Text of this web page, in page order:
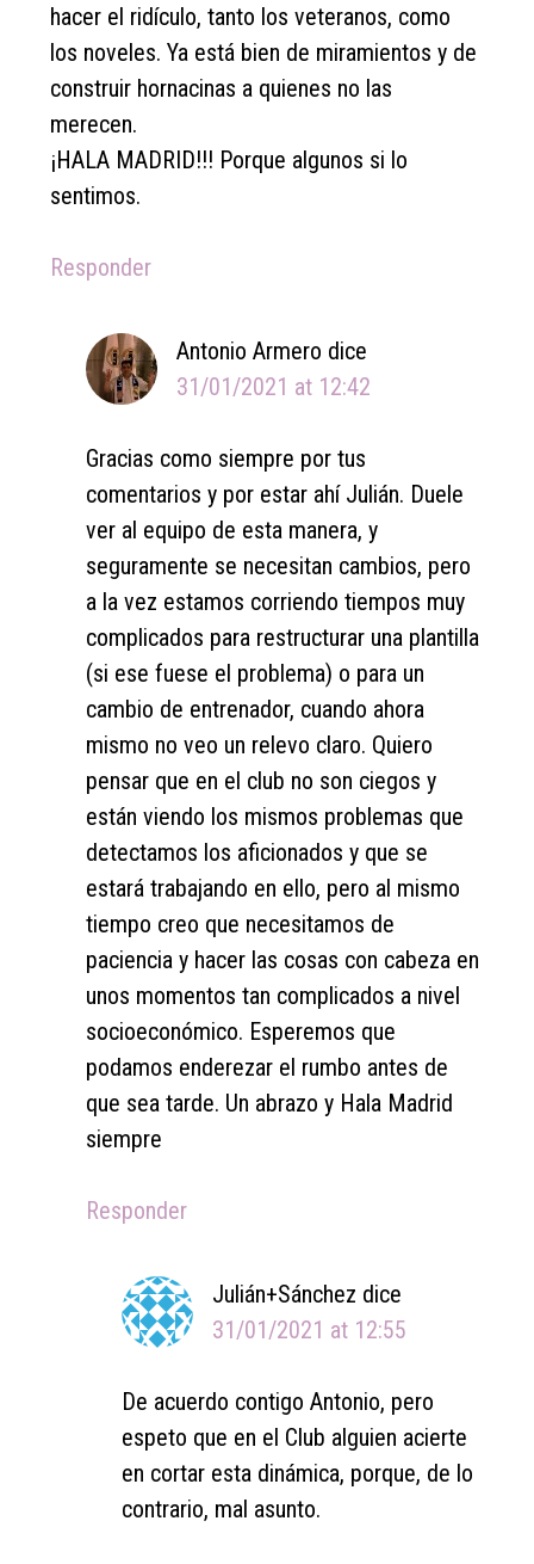
hacer el ridículo, tanto los veteranos, como
los noveles. Ya está bien de miramientos y de
construir hornacinas a quienes no las
merecen.
¡HALA MADRID!!! Porque algunos si lo
sentimos.
Responder
Antonio Armero dice
31/01/2021 at 12:42
Gracias como siempre por tus
comentarios y por estar ahí Julián. Duele
ver al equipo de esta manera, y
seguramente se necesitan cambios, pero
a la vez estamos corriendo tiempos muy
complicados para restructurar una plantilla
(si ese fuese el problema) o para un
cambio de entrenador, cuando ahora
mismo no veo un relevo claro. Quiero
pensar que en el club no son ciegos y
están viendo los mismos problemas que
detectamos los aficionados y que se
estará trabajando en ello, pero al mismo
tiempo creo que necesitamos de
paciencia y hacer las cosas con cabeza en
unos momentos tan complicados a nivel
socioeconómico. Esperemos que
podamos enderezar el rumbo antes de
que sea tarde. Un abrazo y Hala Madrid
siempre
Responder
Julián+Sánchez dice
31/01/2021 at 12:55
De acuerdo contigo Antonio, pero
espeto que en el Club alguien acierte
en cortar esta dinámica, porque, de lo
contrario, mal asunto.